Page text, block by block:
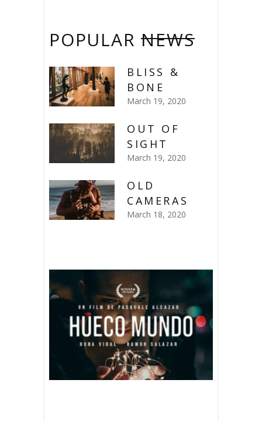
POPULARNEWS
BLISS &
BONE
March 19, 2020
OUT OF
SIGHT
March 19, 2020
OLD
CAMERAS
March 18, 2020